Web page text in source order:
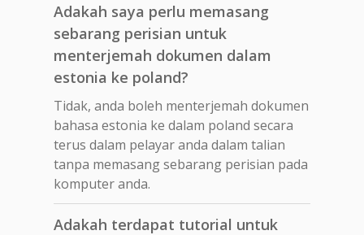
Adakah saya perlu memasang
sebarang perisian untuk
menterjemah dokumen dalam
estonia ke poland?
Tidak, anda boleh menterjemah dokumen
bahasa estonia ke dalam poland secara
terus dalam pelayar anda dalam talian
tanpa memasang sebarang perisian pada
komputer anda.
Adakah terdapat tutorial untuk